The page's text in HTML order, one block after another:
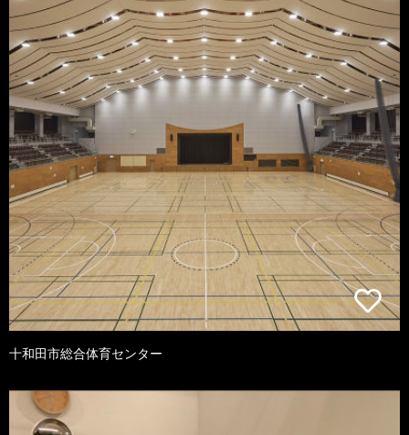
十和田市総合体育センター